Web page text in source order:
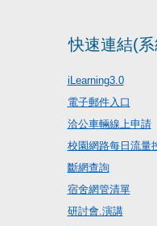
快速連結(
iLearning3.0
電子郵件入口
洽公車輛線上申請
校園網路每日流量
斷網查詢
宿舍網管清單
研討會.演講